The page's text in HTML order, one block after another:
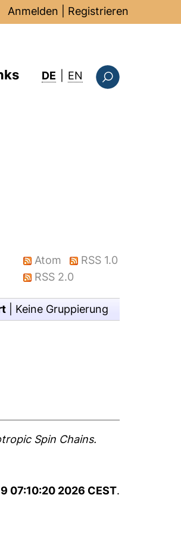
Anmelden Registrieren
DE EN : this page in
Atom
RSS 1.0
RSS 2.0
Keine Gruppierung
Spin Chains.
07:10:20 2026 CEST.